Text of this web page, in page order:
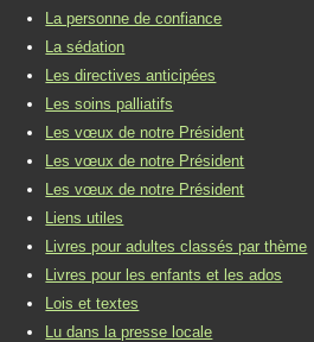
La personne de confiance
La sédation
Les directives anticipées
Les soins palliatifs
Les vœux de notre Président
Les vœux de notre Président
Les vœux de notre Président
Liens utiles
Livres pour adultes classés par thème
Livres pour les enfants et les ados
Lois et textes
Lu dans la presse locale